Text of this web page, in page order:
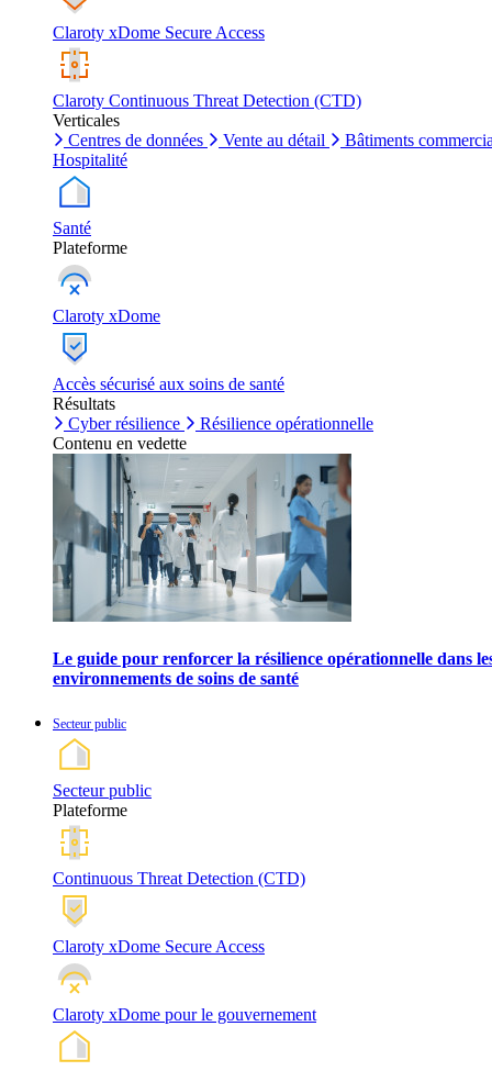
Claroty xDome Secure Access
Claroty Continuous Threat Detection (CTD)
Verticales
Centres de données
Vente au détail
Bâtiments
Hospitalité
Santé
Plateforme
Claroty xDome
Accès sécurisé aux soins de santé
Résultats
Cyber résilience
Résilience opérationnelle
Contenu en vedette
Le guide pour renforcer la résilience opérationnelle dans
environnements de soins de santé
Secteur public
Secteur public
Plateforme
Continuous Threat Detection (CTD)
Claroty xDome Secure Access
Claroty xDome pour le gouvernement